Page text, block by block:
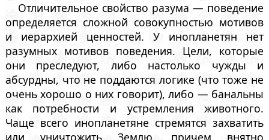
Отличительное свойство разума — поведение
определяется сложной совокупностью мотивов
и иерархией ценностей. У инопланетян нет
разумных мотивов поведения. Цели, которые
они преследуют, либо настолько чужды и
абсурдны, что не поддаются логике (что тоже не
очень хорошо о них говорит), либо — банальны
как потребности и устремления животного.
Чаще всего инопланетяне стремятся захватить
или уничтожить Землю, причем внятно